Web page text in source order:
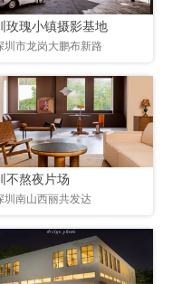
玫瑰小镇摄影基地
圳市龙岗大鹏布新路
不熬夜片场
圳南山西丽共发达